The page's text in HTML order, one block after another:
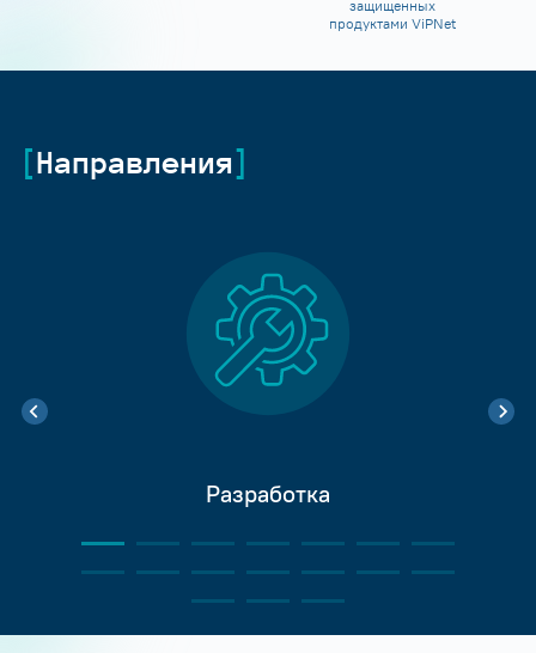
защищенных
продуктами ViPNet
Направления
Разработка